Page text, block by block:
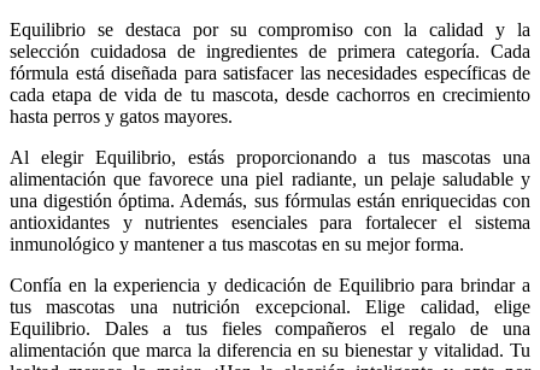
Equilibrio se destaca por su compromiso con la calidad y la
selección cuidadosa de ingredientes de primera categoría. Cada
fórmula está diseñada para satisfacer las necesidades específicas de
cada etapa de vida de tu mascota, desde cachorros en crecimiento
hasta perros y gatos mayores.
Al elegir Equilibrio, estás proporcionando a tus mascotas una
alimentación que favorece una piel radiante, un pelaje saludable y
una digestión óptima. Además, sus fórmulas están enriquecidas con
antioxidantes y nutrientes esenciales para fortalecer el sistema
inmunológico y mantener a tus mascotas en su mejor forma.
Confía en la experiencia y dedicación de Equilibrio para brindar a
tus mascotas una nutrición excepcional. Elige calidad, elige
Equilibrio. Dales a tus fieles compañeros el regalo de una
alimentación que marca la diferencia en su bienestar y vitalidad. Tu